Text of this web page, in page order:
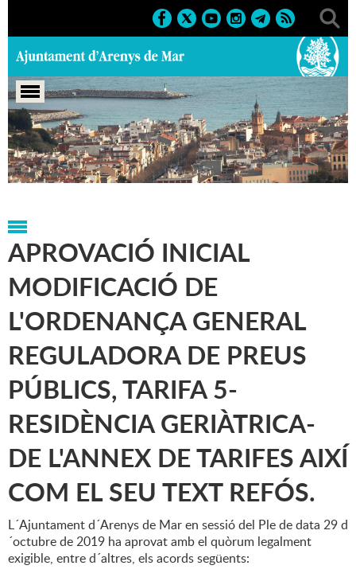
Portada > Regidories > Hisenda > Tauler d'anuncis
oficials > Anuncis oficials > Tràmits administratius > 2019
APROVACIÓ INICIAL
MODIFICACIÓ DE
L'ORDENANÇA GENERAL
REGULADORA DE PREUS
PÚBLICS, TARIFA 5-
RESIDÈNCIA GERIÀTRICA-
DE L'ANNEX DE TARIFES AIXÍ
COM EL SEU TEXT REFÓS.
L´Ajuntament d´Arenys de Mar en sessió del Ple de data 29 d
´octubre de 2019 ha aprovat amb el quòrum legalment
exigible, entre d´altres, els acords següents: